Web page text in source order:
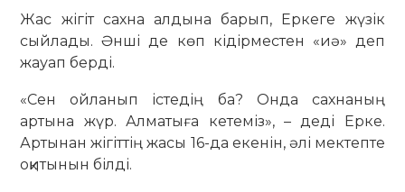
Жас жігіт сахна алдына барып, Еркеге жүзік
сыйлады. Әнші де көп кідірместен «иә» деп
жауап берді.
«Сен ойланып істедің ба? Онда сахнаның
артына жүр. Алматыға кетеміз», – деді Ерке.
Артынан жігіттің жасы 16-да екенін, әлі мектепте
оқитынын білді.